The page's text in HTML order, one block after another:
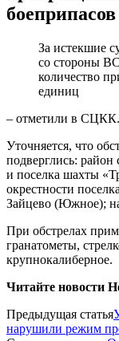
За истекшие
со стороны
количество
единиц
– отметили в СЦКК.
Уточняется, что
подверглись: район
и поселка шахты
окрестности
Зайцево (Южное);
При обстрелах
гранатометы,
крупнокалиберное.
Читайте новости
Предыдущая статья
нарушили режим